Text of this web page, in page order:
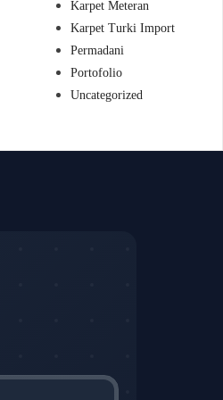
Karpet Meteran
Karpet Turki Import
Permadani
Portofolio
Uncategorized